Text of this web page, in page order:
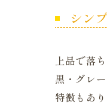
シン
上品で落
黒・グレ
特徴もあ